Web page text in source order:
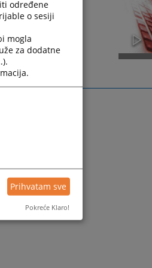
određene
o sesiji
mogla
za dodatne
Prihvatam sve
Pokreće Klaro!